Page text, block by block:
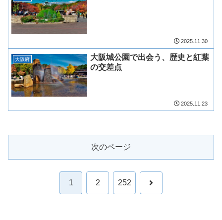
2025.11.30
大阪府
大阪城公園で出会う、歴史と紅葉
の交差点
2025.11.23
次のページ
1 2 252 次